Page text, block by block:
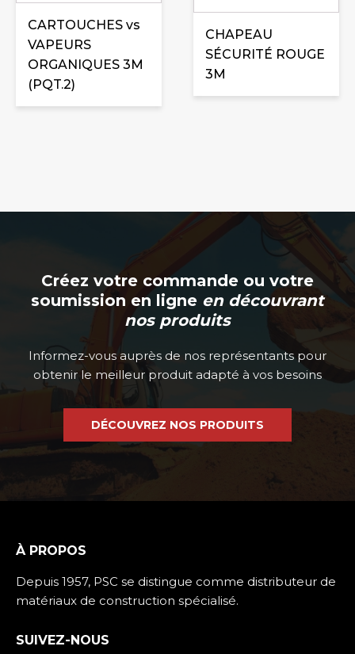
CARTOUCHES vs
VAPEURS
ORGANIQUES 3M
(PQT.2)
CHAPEAU
SÉCURITÉ ROUGE
3M
Créez votre commande ou votre
soumission en ligne en découvrant
nos produits
Informez-vous auprès de nos représentants pour
obtenir le meilleur produit adapté à vos besoins
DÉCOUVREZ NOS PRODUITS
À PROPOS
Depuis 1957, PSC se distingue comme distributeur de
matériaux de construction spécialisé.
SUIVEZ-NOUS